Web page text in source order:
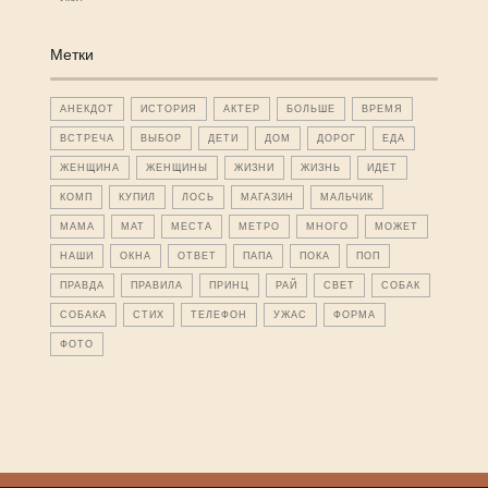
Метки
АНЕКДОТ ИСТОРИЯ АКТЕР БОЛЬШЕ ВРЕМЯ
ВСТРЕЧА ВЫБОР ДЕТИ ДОМ ДОРОГ ЕДА
ЖЕНЩИНА ЖЕНЩИНЫ ЖИЗНИ ЖИЗНЬ ИДЕТ
КОМП КУПИЛ ЛОСЬ МАГАЗИН МАЛЬЧИК
МАМА МАТ МЕСТА МЕТРО МНОГО МОЖЕТ
НАШИ ОКНА ОТВЕТ ПАПА ПОКА ПОП
ПРАВДА ПРАВИЛА ПРИНЦ РАЙ СВЕТ СОБАК
СОБАКА СТИХ ТЕЛЕФОН УЖАС ФОРМА
ФОТО